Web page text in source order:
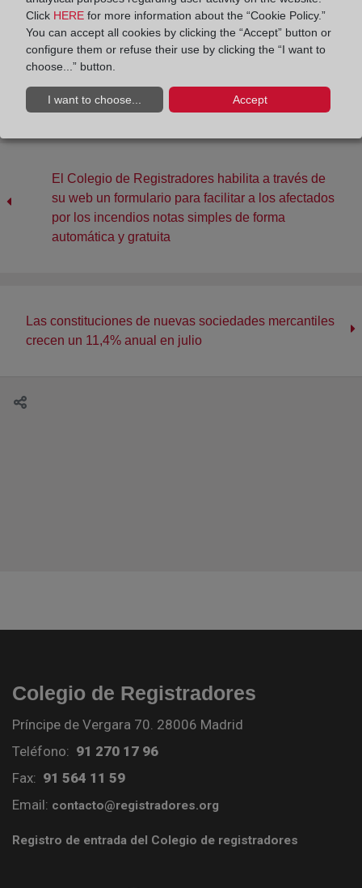
Compartir:
El Colegio de Registradores habilita a través de
su web un formulario para facilitar a los afectados
por los incendios notas simples de forma
automática y gratuita
Las constituciones de nuevas sociedades mercantiles
crecen un 11,4% anual en julio
Colegio de Registradores
Príncipe de Vergara 70. 28006 Madrid
Teléfono: 91 270 17 96
Fax: 91 564 11 59
Email: contacto@registradores.org
Registro de entrada del Colegio de registradores
Click HERE for more information about the “Cookie Policy.”
You can accept all cookies by clicking the “Accept” button or
configure them or refuse their use by clicking the “I want to
choose...” button.
I want to choose... Accept